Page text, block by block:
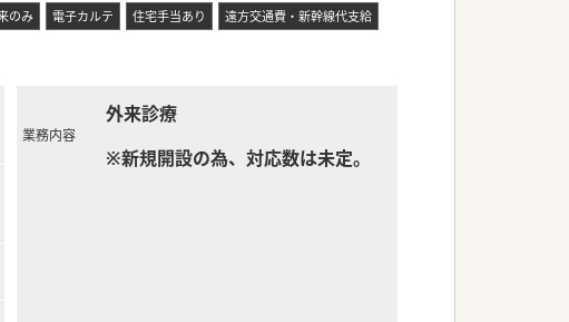
のみ 電子カルテ 住宅手当あり 遠方交通費・新幹線代支給
業務内容
外来診療
※新規開設の為、対応数は未定。